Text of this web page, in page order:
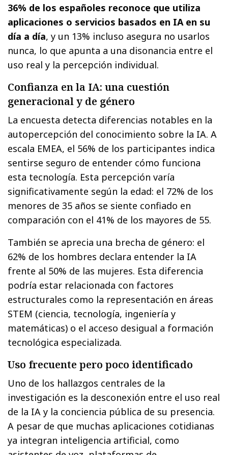
36% de los españoles reconoce que utiliza
aplicaciones o servicios basados en IA en su
día a día, y un 13% incluso asegura no usarlos
nunca, lo que apunta a una disonancia entre el
uso real y la percepción individual.
Confianza en la IA: una cuestión
generacional y de género
La encuesta detecta diferencias notables en la
autopercepción del conocimiento sobre la IA. A
escala EMEA, el 56% de los participantes indica
sentirse seguro de entender cómo funciona
esta tecnología. Esta percepción varía
significativamente según la edad: el 72% de los
menores de 35 años se siente confiado en
comparación con el 41% de los mayores de 55.
También se aprecia una brecha de género: el
62% de los hombres declara entender la IA
frente al 50% de las mujeres. Esta diferencia
podría estar relacionada con factores
estructurales como la representación en áreas
STEM (ciencia, tecnología, ingeniería y
matemáticas) o el acceso desigual a formación
tecnológica especializada.
Uso frecuente pero poco identificado
Uno de los hallazgos centrales de la
investigación es la desconexión entre el uso real
de la IA y la conciencia pública de su presencia.
A pesar de que muchas aplicaciones cotidianas
ya integran inteligencia artificial, como